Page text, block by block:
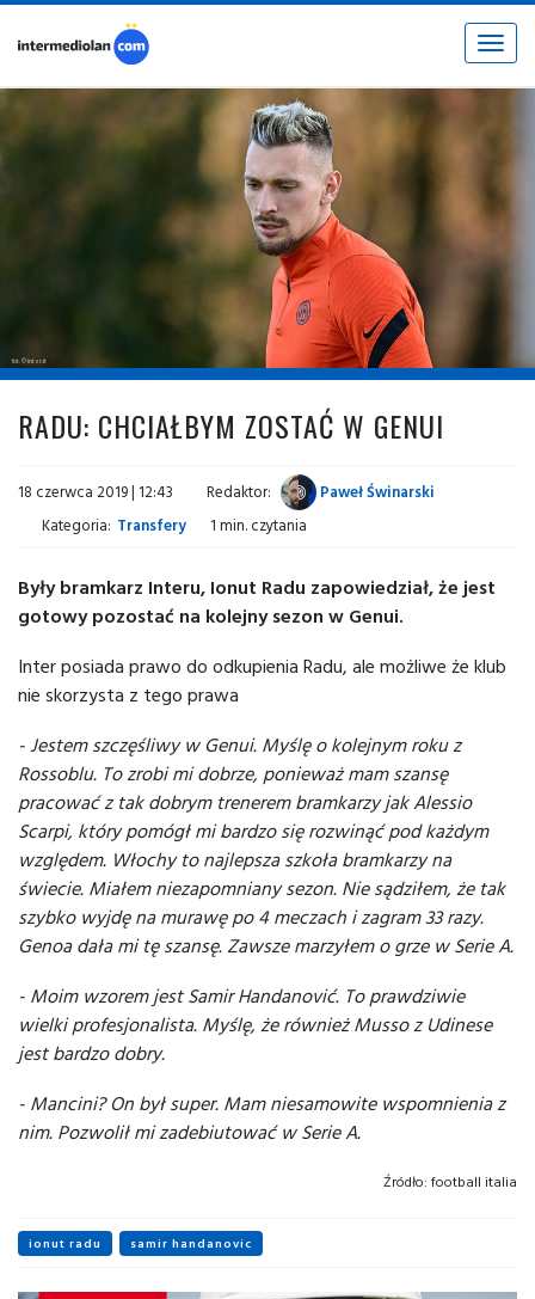
Toggle
fot. © inter.it
RADU: CHCIAŁBYM ZOSTAĆ W GENUI
18 czerwca 2019 | 12:43 Redaktor:
Paweł Świnarski
Kategoria: Transfery 1 min. czytania
Były bramkarz Interu, Ionut Radu zapowiedział, że jest
gotowy pozostać na kolejny sezon w Genui.
Inter posiada prawo do odkupienia Radu, ale możliwe że klub
nie skorzysta z tego prawa
- Jestem szczęśliwy w Genui. Myślę o kolejnym roku z
Rossoblu. To zrobi mi dobrze, ponieważ mam szansę
pracować z tak dobrym trenerem bramkarzy jak Alessio
Scarpi, który pomógł mi bardzo się rozwinąć pod każdym
względem. Włochy to najlepsza szkoła bramkarzy na
świecie. Miałem niezapomniany sezon. Nie sądziłem, że tak
szybko wyjdę na murawę po 4 meczach i zagram 33 razy.
Genoa dała mi tę szansę. Zawsze marzyłem o grze w Serie A.
- Moim wzorem jest Samir Handanović. To prawdziwie
wielki profesjonalista. Myślę, że również Musso z Udinese
jest bardzo dobry.
- Mancini? On był super. Mam niesamowite wspomnienia z
nim. Pozwolił mi zadebiutować w Serie A.
Źródło: football italia
ionut radu samir handanovic